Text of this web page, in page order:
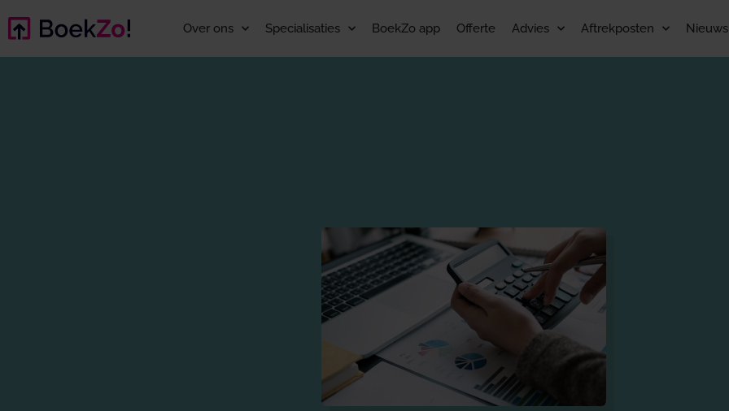
Over ons Specialisaties BoekZo app Offerte Advies Aftrekposten Nieuws